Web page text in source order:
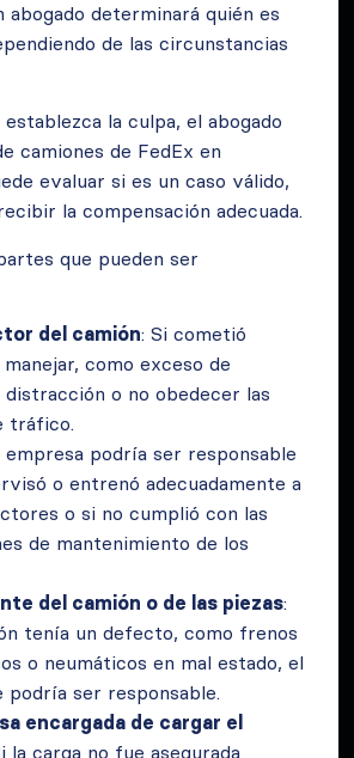
abogado determinará quién es
de las circunstancias
la culpa, el abogado
camiones de FedEx en
evaluar si es un caso válido,
la compensación adecuada.
que pueden ser
del camión: Si cometió
como exceso de
distracción o no obedecer las
tráfico.
empresa podría ser responsable
o entrenó adecuadamente a
o si no cumplió con las
de mantenimiento de los
del camión o de las piezas:
tenía un defecto, como frenos
o neumáticos en mal estado, el
podría ser responsable.
encargada de cargar el
la carga no fue asegurada